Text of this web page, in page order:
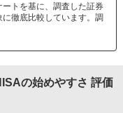
ートを基に、調査した証券
徹底比較しています。調
の始めやすさ 評価